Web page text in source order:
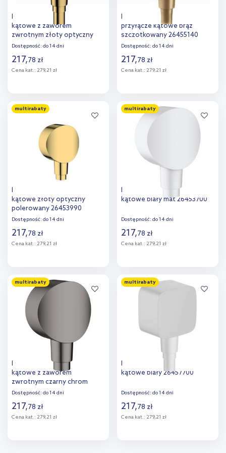
Hansgrohe Fixfit przyłącze
kątowe z zaworem
zwrotnym złoty optyczny
polerowany 26457990
Dostępność: do 14 dni
217,78 zł
Cena kat.: 279,21 zł
Hansgrohe Fixfit Square
przyłącze kątowe brąz
szczotkowany 26455140
Dostępność: do 14 dni
217,78 zł
Cena kat.: 279,21 zł
multirabaty
Hansgrohe FixFit przyłącze
kątowe złoty optyczny
polerowany 26453990
Dostępność: do 14 dni
217,78 zł
Cena kat.: 279,21 zł
multirabaty
Hansgrohe FixFIt S przyłącze
kątowe biały mat 26453700
Dostępność: do 14 dni
217,78 zł
Cena kat.: 279,21 zł
multirabaty
Hansgrohe FixFIt S przyłącze
kątowe z zaworem
zwrotnym czarny chrom
szczotkowany 26453340
Dostępność: do 14 dni
217,78 zł
Cena kat.: 279,21 zł
multirabaty
Hansgrohe Fixfit przyłącze
kątowe biały 26457700
Dostępność: do 14 dni
217,78 zł
Cena kat.: 279,21 zł